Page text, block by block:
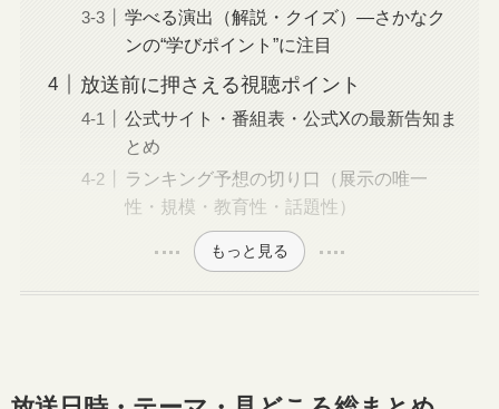
学べる演出（解説・クイズ）—さかなク
ンの“学びポイント”に注目
放送前に押さえる視聴ポイント
公式サイト・番組表・公式Xの最新告知ま
とめ
ランキング予想の切り口（展示の唯一
性・規模・教育性・話題性）
もっと見る